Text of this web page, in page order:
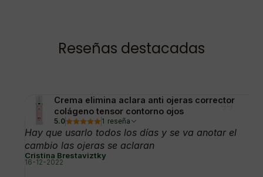
Reseñas destacadas
Crema elimina aclara anti ojeras corrector
colágeno tensor contorno ojos
5.0 1 reseña
Hay que usarlo todos los días y se va anotar el
cambio las ojeras se aclaran
Cristina Brestaviztky
16-12-2022